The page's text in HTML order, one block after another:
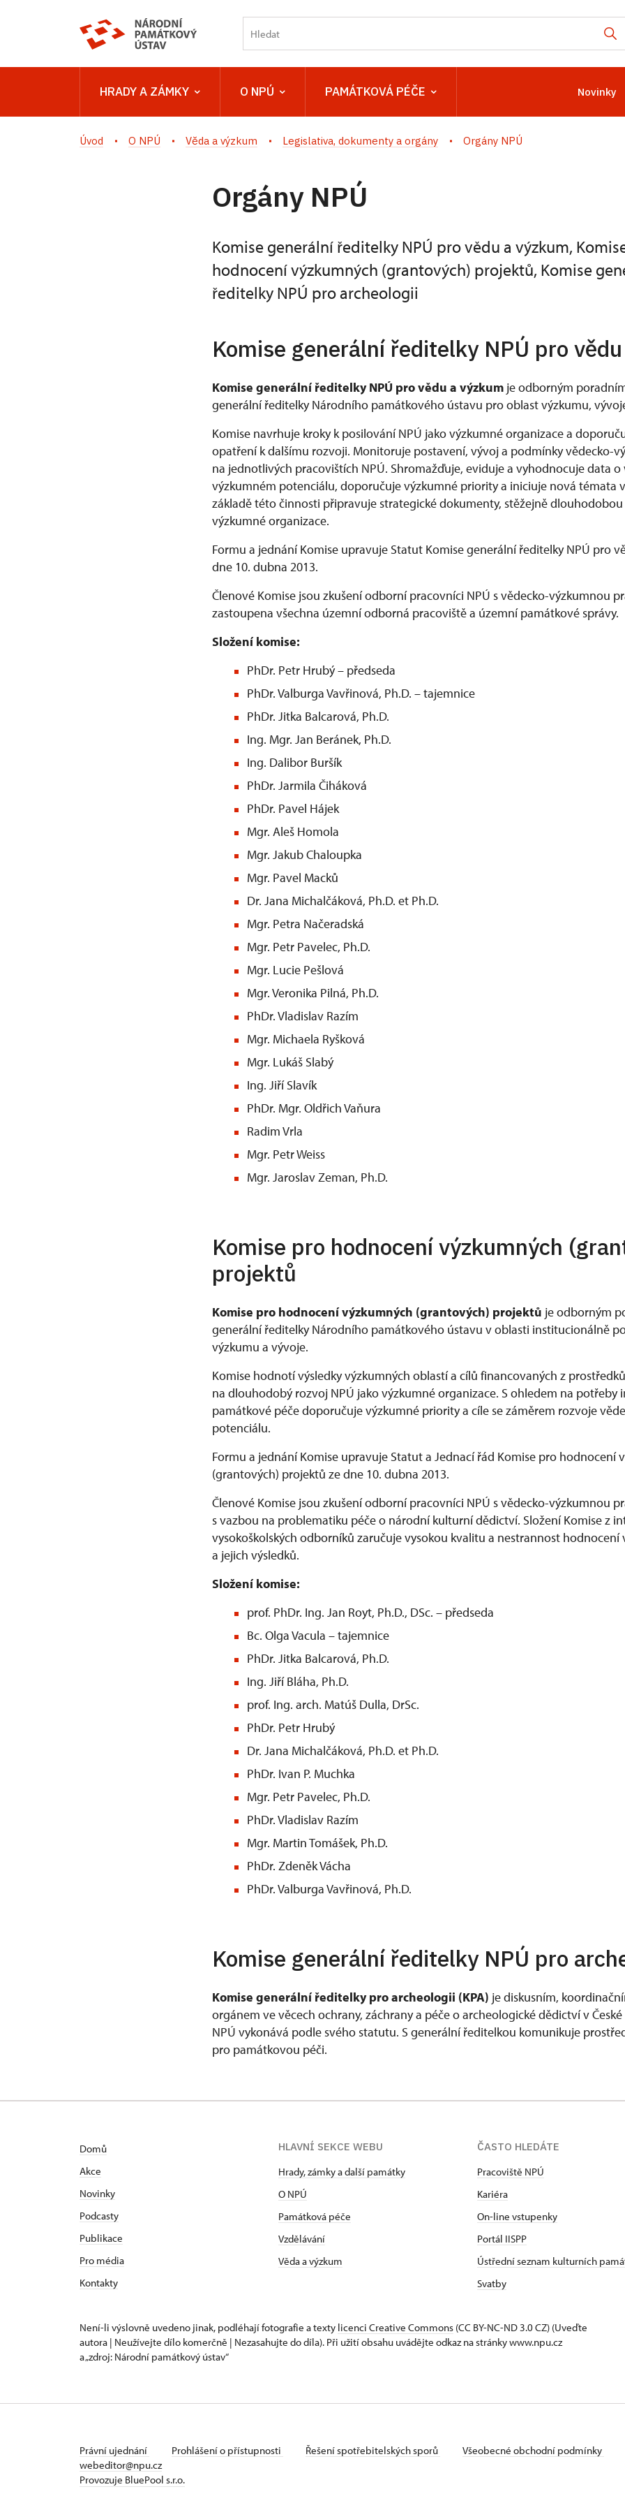
HRADY A ZÁMKY O NPÚ PAMÁTKOVÁ PÉČE Novinky
Úvod O NPÚ Věda a výzkum Legislativa, dokumenty a orgány Orgány NPÚ
Orgány NPÚ
Komise generální ředitelky NPÚ pro vědu a výzkum,
hodnocení výzkumných (grantových) projektů, Komise
ředitelky NPÚ pro archeologii
Komise generální ředitelky NPÚ pro
Komise generální ředitelky NPÚ pro vědu a výzkum je odborným
generální ředitelky Národního památkového ústavu pro oblast výzkumu,
Komise navrhuje kroky k posilování NPÚ jako výzkumné organizace a
opatření k dalšímu rozvoji. Monitoruje postavení, vývoj a podmínky vědecko-
na jednotlivých pracovištích NPÚ. Shromažďuje, eviduje a vyhodnocuje data o
výzkumném potenciálu, doporučuje výzkumné priority a iniciuje nová témata
základě této činnosti připravuje strategické dokumenty, stěžejně
výzkumné organizace.
Formu a jednání Komise upravuje Statut Komise generální ředitelky NPÚ pro
dne 10. dubna 2013.
Členové Komise jsou zkušení odborní pracovníci NPÚ s vědecko-výzkumnou
zastoupena všechna územní odborná pracoviště a územní památkové správy.
Složení komise:
PhDr. Petr Hrubý – předseda
PhDr. Valburga Vavřinová, Ph.D. – tajemnice
PhDr. Jitka Balcarová, Ph.D.
Ing. Mgr. Jan Beránek, Ph.D.
Ing. Dalibor Buršík
PhDr. Jarmila Čiháková
PhDr. Pavel Hájek
Mgr. Aleš Homola
Mgr. Jakub Chaloupka
Mgr. Pavel Macků
Dr. Jana Michalčáková, Ph.D. et Ph.D.
Mgr. Petra Načeradská
Mgr. Petr Pavelec, Ph.D.
Mgr. Lucie Pešlová
Mgr. Veronika Pilná, Ph.D.
PhDr. Vladislav Razím
Mgr. Michaela Ryšková
Mgr. Lukáš Slabý
Ing. Jiří Slavík
PhDr. Mgr. Oldřich Vaňura
Radim Vrla
Mgr. Petr Weiss
Mgr. Jaroslav Zeman, Ph.D.
Komise pro hodnocení výzkumných
projektů
Komise pro hodnocení výzkumných (grantových) projektů je odborným
generální ředitelky Národního památkového ústavu v oblasti institucionálně
výzkumu a vývoje.
Komise hodnotí výsledky výzkumných oblastí a cílů financovaných z
na dlouhodobý rozvoj NPÚ jako výzkumné organizace. S ohledem na potřeby
památkové péče doporučuje výzkumné priority a cíle se záměrem rozvoje
potenciálu.
Formu a jednání Komise upravuje Statut a Jednací řád Komise pro hodnocení
(grantových) projektů ze dne 10. dubna 2013.
Členové Komise jsou zkušení odborní pracovníci NPÚ s vědecko-výzkumnou
s vazbou na problematiku péče o národní kulturní dědictví. Složení Komise z
vysokoškolských odborníků zaručuje vysokou kvalitu a nestrannost hodnocení
a jejich výsledků.
Složení komise:
prof. PhDr. Ing. Jan Royt, Ph.D., DSc. – předseda
Bc. Olga Vacula – tajemnice
PhDr. Jitka Balcarová, Ph.D.
Ing. Jiří Bláha, Ph.D.
prof. Ing. arch. Matúš Dulla, DrSc.
PhDr. Petr Hrubý
Dr. Jana Michalčáková, Ph.D. et Ph.D.
PhDr. Ivan P. Muchka
Mgr. Petr Pavelec, Ph.D.
PhDr. Vladislav Razím
Mgr. Martin Tomášek, Ph.D.
PhDr. Zdeněk Vácha
PhDr. Valburga Vavřinová, Ph.D.
Komise generální ředitelky NPÚ pro
Komise generální ředitelky pro archeologii (KPA) je diskusním,
orgánem ve věcech ochrany, záchrany a péče o archeologické dědictví v
NPÚ vykonává podle svého statutu. S generální ředitelkou komunikuje
pro památkovou péči.
Domů
Akce
Novinky
Podcasty
Publikace
Pro média
Kontakty
HLAVNÍ SEKCE WEBU
Hrady, zámky a další památky
O NPÚ
Památková péče
Vzdělávání
Věda a výzkum
ČASTO HLEDÁTE
Pracoviště NPÚ
Kariéra
On-line vstupenky
Portál IISPP
Ústřední seznam kulturních
Svatby
Není-li výslovně uvedeno jinak, podléhají fotografie a texty licenci Creative Commons (CC BY-NC-ND 3.0 CZ) (Uveďte
autora | Neužívejte dílo komerčně | Nezasahujte do díla). Při užití obsahu uvádějte odkaz na stránky www.npu.cz
a „zdroj: Národní památkový ústav“
Právní ujednání Prohlášení o přístupnosti Řešení spotřebitelských sporů Všeobecné obchodní podmínky
webeditor@npu.cz
Provozuje BluePool s.r.o.